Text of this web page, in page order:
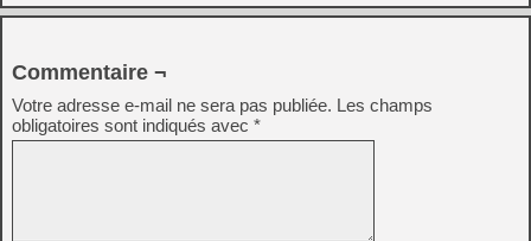
Commentaire ¬
Votre adresse e-mail ne sera pas publiée. Les champs
obligatoires sont indiqués avec *